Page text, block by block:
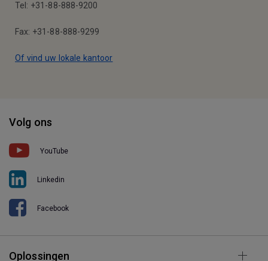
Tel: +31-88-888-9200
Fax: +31-88-888-9299
Of vind uw lokale kantoor
Volg ons
YouTube
Linkedin
Facebook
Oplossingen